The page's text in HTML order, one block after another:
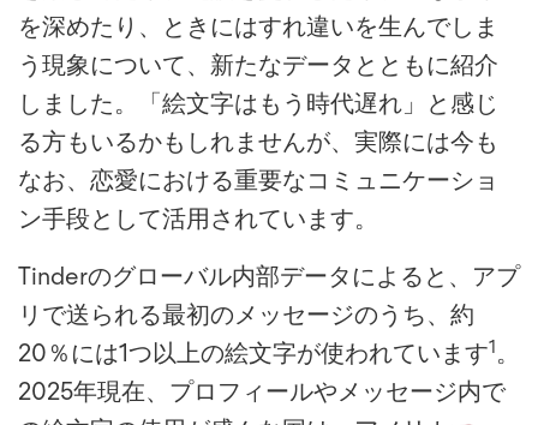
を深めたり、ときにはすれ違いを生んでしま
う現象について、新たなデータとともに紹介
しました。「絵文字はもう時代遅れ」と感じ
る方もいるかもしれませんが、実際には今も
なお、恋愛における重要なコミュニケーショ
ン手段として活用されています。
Tinderのグローバル内部データによると、アプ
リで送られる最初のメッセージのうち、約
20％には1つ以上の絵文字が使われています1。
2025年現在、プロフィールやメッセージ内で